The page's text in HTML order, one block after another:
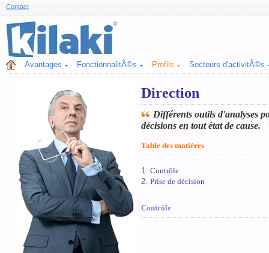
Contact
Avantages FonctionnalitÃ©s Profils Secteurs d'activitÃ©s
Direction
Différents outils d'analyses
décisions en tout état de cause.
Table des matières
Contrôle
Prise de décision
Contrôle